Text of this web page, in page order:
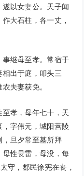
以女妻公。天子闻
大石柱，各一丈，
继母至孝。常宿于
出于庭，叩头三
夫妻获免。
孝，母年七十，天
字伟元，城阳营陵
，旦夕常至墓所拜
性畏雷，母没，每
守，郡民徐宪在丧，